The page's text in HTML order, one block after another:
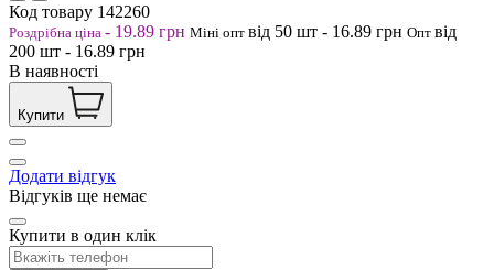
Код товару 142260
Роздрібна ціна - 19.89 грн Міні опт від 50 шт - 16.89 грн Опт від
200 шт - 16.89 грн
В наявності
Купити
Додати відгук
Відгуків ще немає
Купити в один клік